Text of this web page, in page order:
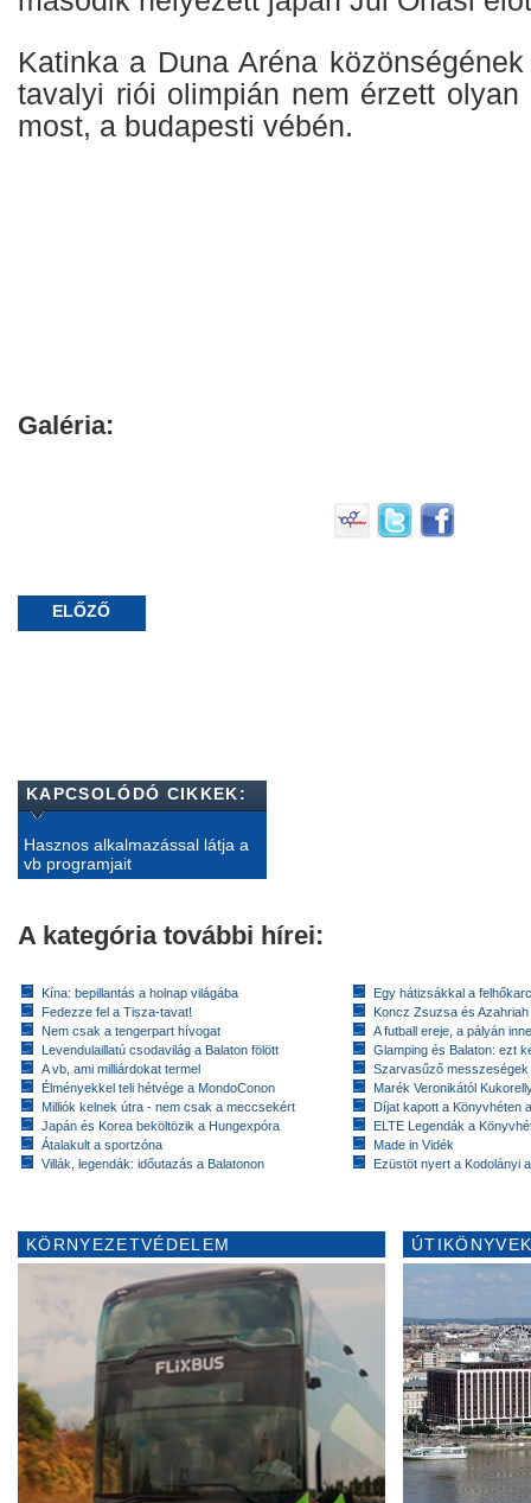
Katinka a Duna Aréna
tavalyi riói olimpián nem érzett olyan
most, a budapesti vébén.
Galéria:
ELŐZŐ
KAPCSOLÓDÓ CIKKEK:
Hasznos alkalmazással látja a
vb programjait
A kategória további hírei:
Kína: bepillantás a holnap világába
Fedezze fel a Tisza-tavat!
Nem csak a tengerpart hívogat
Levendulaillatú csodavilág a Balaton fölött
A vb, ami milliárdokat termel
Élményekkel teli hétvége a MondoConon
Milliók kelnek útra - nem csak a meccsekért
Japán és Korea beköltözik a Hungexpóra
Átalakult a sportzóna
Villák, legendák: időutazás a Balatonon
Egy hátizsákkal a
Koncz Zsuzsa és
A futball ereje, a pályán
Glamping és Balaton: ezt
Szarvasűző messzeségek
Marék Veronikától
Díjat kapott a Könyvhéten
ELTE Legendák a
Made in Vidék
Ezüstöt nyert a Kodolányi
KÖRNYEZETVÉDELEM